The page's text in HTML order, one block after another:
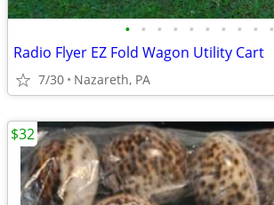
• • • • • • • • • •
Radio Flyer EZ Fold Wagon Utility Cart
7/30 Nazareth, PA
$32